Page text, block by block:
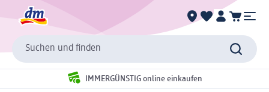
Suchen und finden
IMMERGÜNSTIG online einkaufen